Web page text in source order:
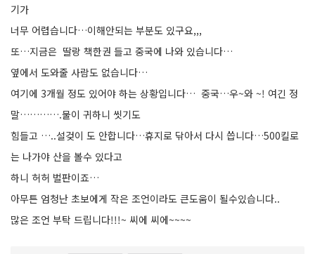
기가
너무 어렵습니다…이해안되는 부분도 있구요,,,
또…지금은 딸랑 책한권 들고 중국에 나와 있습니다…
옆에서 도와줄 사람도 없습니다…
여기에 3개월 정도 있어야 하는 상황입니다… 중국…우~와 ~! 여긴 정
말………….물이 귀하니 씻기도
힘들고 …..설겆이 도 안합니다…휴지로 닦아서 다시 씁니다…500킬로
는 나가야 산을 볼수 있다고
하니 허허 벌판이죠…
아무튼 엄청난 초보에게 작은 조언이라도 큰도움이 될수있습니다..
많은 조언 부탁 드립니다!!!~ 씨에 씨에~~~~